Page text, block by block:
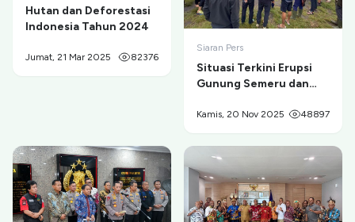
Hutan dan Deforestasi
Indonesia Tahun 2024
Jumat, 21 Mar 2025 82376
Siaran Pers
Situasi Terkini Erupsi
Gunung Semeru dan
Ranu Kumbolo
Kamis, 20 Nov 2025 48897